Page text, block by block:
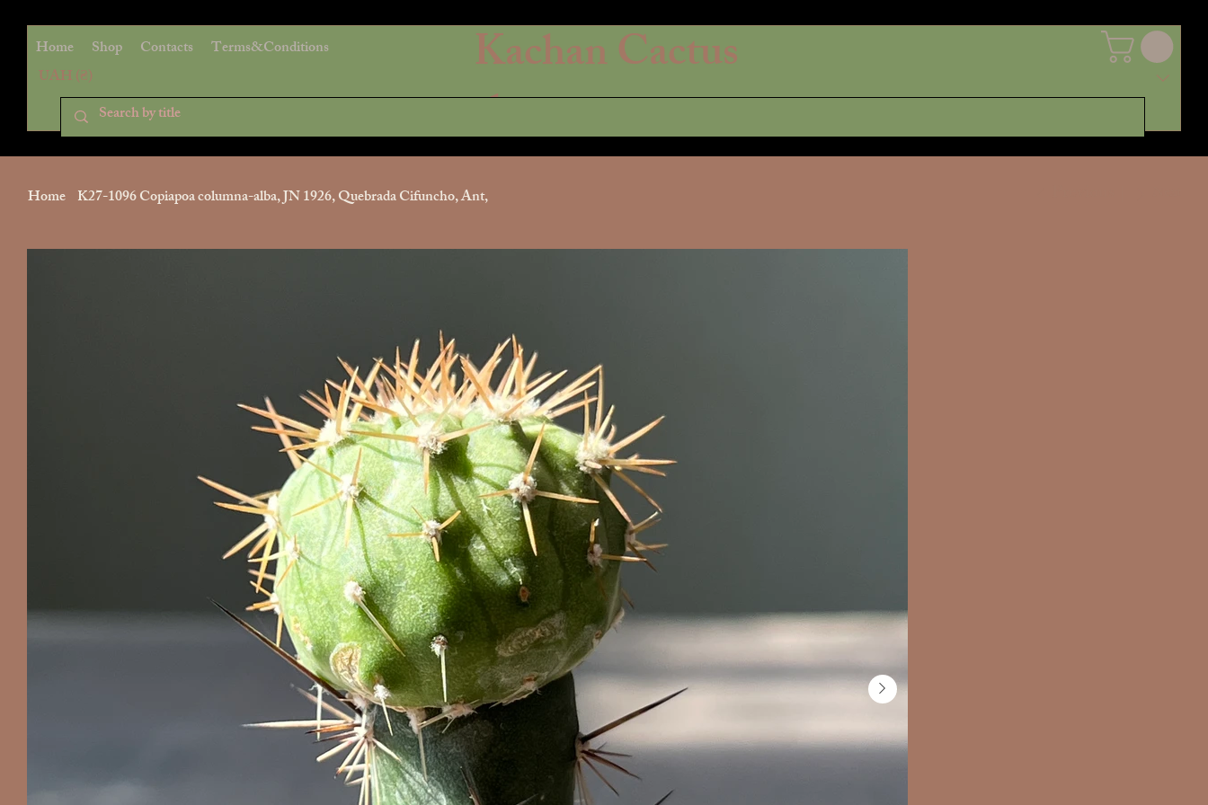
UAH (₴)
Home Shop Contacts Terms&Conditions
Kachan Cactus
shop
Home K27-1096 Copiapoa columna-alba, JN 1926, Quebrada Cifuncho, Ant,